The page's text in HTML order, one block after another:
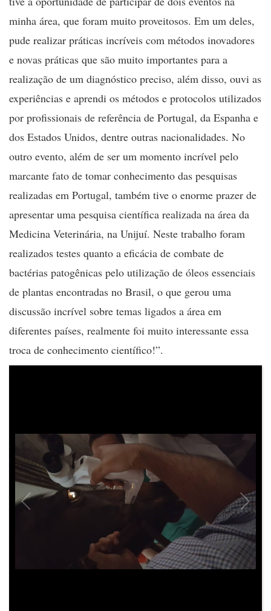
minha área, que foram muito proveitosos. Em um deles,
pude realizar práticas incríveis com métodos inovadores
e novas práticas que são muito importantes para a
realização de um diagnóstico preciso, além disso, ouvi as
experiências e aprendi os métodos e protocolos utilizados
por profissionais de referência de Portugal, da Espanha e
dos Estados Unidos, dentre outras nacionalidades. No
outro evento, além de ser um momento incrível pelo
marcante fato de tomar conhecimento das pesquisas
realizadas em Portugal, também tive o enorme prazer de
apresentar uma pesquisa científica realizada na área da
Medicina Veterinária, na Unijuí. Neste trabalho foram
realizados testes quanto a eficácia de combate de
bactérias patogênicas pelo utilização de óleos essenciais
de plantas encontradas no Brasil, o que gerou uma
discussão incrível sobre temas ligados a área em
diferentes países, realmente foi muito interessante essa
troca de conhecimento científico!”.